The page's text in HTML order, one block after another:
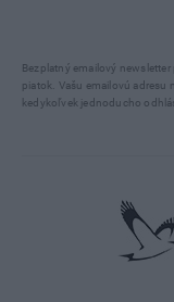
Bezplatný emailový
piatok. Vašu emailovú
kedykoľvek jednoducho